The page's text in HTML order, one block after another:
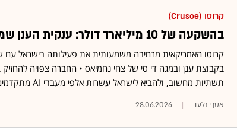
קרוסו (Crusoe)
בהשקעה של 10 מיליארד דולר: ענקית הענן שמרחיבה פעילות בישראל
קרוסו האמריקאית מרחיבה משמעותית את פעילותה בישראל עם
תשתיות מחשוב, ולהביא לישראל עשרות אלפי מעבדי AI מתקדמים של אנבידיה
אסף גלעד 28.06.2026